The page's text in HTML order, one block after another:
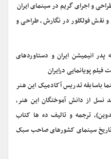
و نقش فولکلور در نگارش، طراحی و
پدر انیمیشن ایران و دستاوردهای
پویانمایی درایران
باسابقه تدریس آکادمیک این هنر
نسل از دانش آموختگان این هنر،
ترجمه و تالیف ده ها کتاب
سینمای کشورهای صاحب سبک